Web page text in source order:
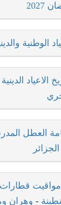
2027
الوطنية والدينية
الاعياد الدينية 2026
العطل
مواقيت قطارات
- وهران